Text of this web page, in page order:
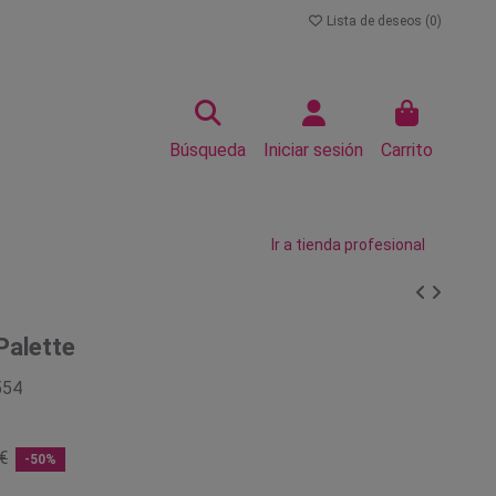
Lista de deseos (0)
Búsqueda Iniciar sesión Carrito
Ir a tienda profesional
-50%